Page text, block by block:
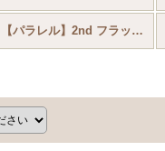
【パラレル】2nd フラッドボーンの渾沌